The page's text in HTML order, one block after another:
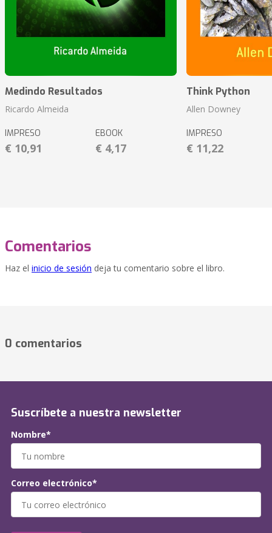
Medindo Resultados
Ricardo Almeida
IMPRESO
€ 10,91
EBOOK
€ 4,17
Think Python
Allen Downey
IMPRESO
€ 11,22
Comentarios
Haz el inicio de sesión deja tu comentario sobre el libro.
0 comentarios
Suscríbete a nuestra newsletter
Nombre*
Correo electrónico*